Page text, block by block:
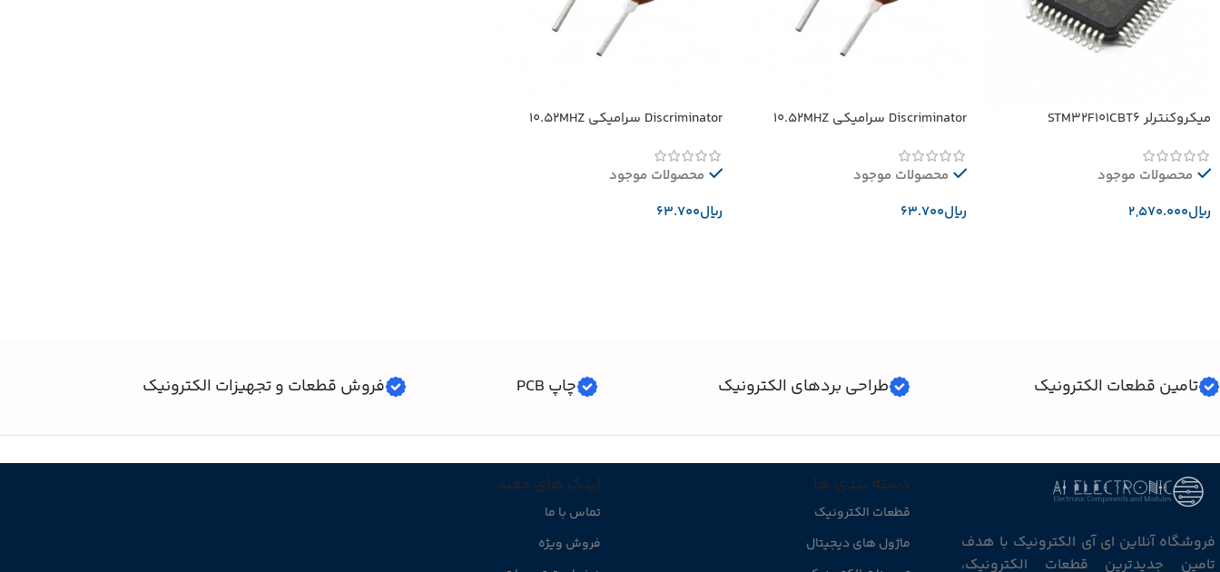
میکروکنترلر STM32F101CBT6
محصولات موجود
﷼
Discriminator سرامیکی 10.52MHZ
محصولات موجود
﷼
Discriminator سرامیکی 10.52MHZ
محصولات موجود
﷼
تامین قطعات الکترونیک طراحی بردهای الکترونیک چاپ PCB فروش قطعات و تجهیزات الکترونیک
فروشگاه آنلاین ای آی الکترونیک با هدف
تامین جدیدترین قطعات الکترونیک،
دسته بندی ها
قطعات الکترونیک
ماژول های دیجیتال
لینک های مفید
تماس با ما
فروش ویژه